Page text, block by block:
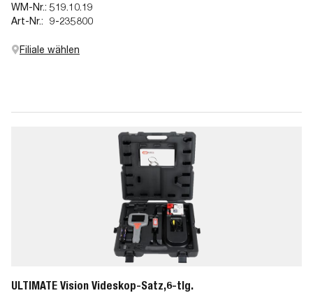
WM-Nr.: 519.10.19
Art-Nr.: 9-235800
Filiale wählen
ULTIMATE Vision Videskop-Satz,6-tlg.